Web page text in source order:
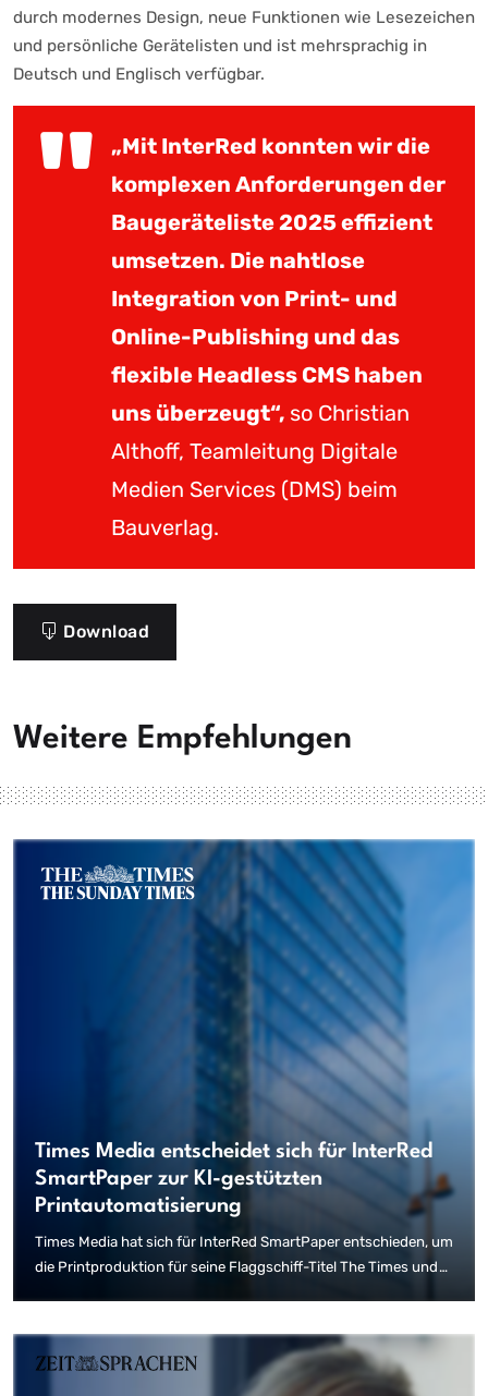
durch modernes Design, neue Funktionen wie Lesezeichen
und persönliche Gerätelisten und ist mehrsprachig in
Deutsch und Englisch verfügbar.
„Mit InterRed konnten wir die
komplexen Anforderungen der
Baugeräteliste 2025 effizient
umsetzen. Die nahtlose
Integration von Print- und
Online-Publishing und das
flexible Headless CMS haben
uns überzeugt“, so Christian
Althoff, Teamleitung Digitale
Medien Services (DMS) beim
Bauverlag.
Download
Weitere Empfehlungen
Times Media entscheidet sich für InterRed
SmartPaper zur KI-gestützten
Printautomatisierung
Times Media hat sich für InterRed SmartPaper entschieden, um
die Printproduktion für seine Flaggschiff-Titel The Times und
Zeitungswesen. Nach einer umfassenden Bewertung der
technischen und produktionstechnischen Anforderungen
entschied sich der Verlag für InterRed SmartPaper, um die